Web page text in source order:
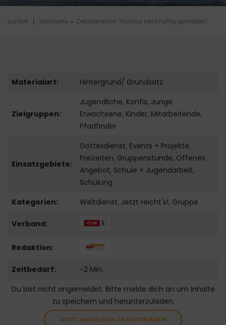
zurück | Startseite Detailansicht "Restlos nachhaltig genießen"
Materialart: Hintergrund/ Grundsatz
Zielgruppen:
Jugendliche, Konfis, Junge
Erwachsene, Kinder, Mitarbeitende,
Pfadfinder
Einsatzgebiete:
Gottesdienst, Events + Projekte,
Freizeiten, Gruppenstunde, Offenes
Angebot, Schule + Jugendarbeit,
Schulung
Kategorien:
Weltdienst, Jetzt reicht's!, Gruppe
Verband:
Redaktion:
Zeitbedarf:
-2 Min.
Du bist nicht angemeldet. Bitte melde dich an um Inhalte
zu speichern und herunterzuladen.
JETZT ANMELDEN / REGISTRIEREN